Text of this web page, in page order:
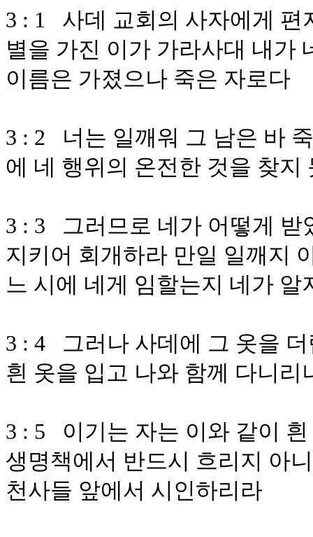
3 : 1 사데 교회의 사자에게 편
별을 가진 이가 가라사대 내가
이름은 가졌으나 죽은 자로다
3 : 2 너는 일깨워 그 남은 바
에 네 행위의 온전한 것을 찾지
3 : 3 그러므로 네가 어떻게 받
지키어 회개하라 만일 일깨지
느 시에 네게 임할는지 네가 알
3 : 4 그러나 사데에 그 옷을
흰 옷을 입고 나와 함께 다니
3 : 5 이기는 자는 이와 같이
생명책에서 반드시 흐리지 아
천사들 앞에서 시인하리라